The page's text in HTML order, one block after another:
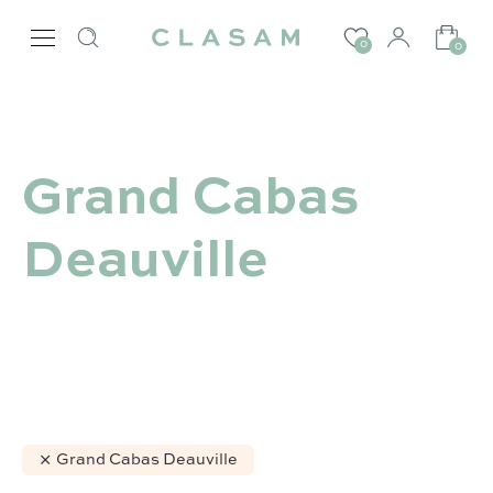
0 0
Grand Cabas
Deauville
Grand Cabas Deauville